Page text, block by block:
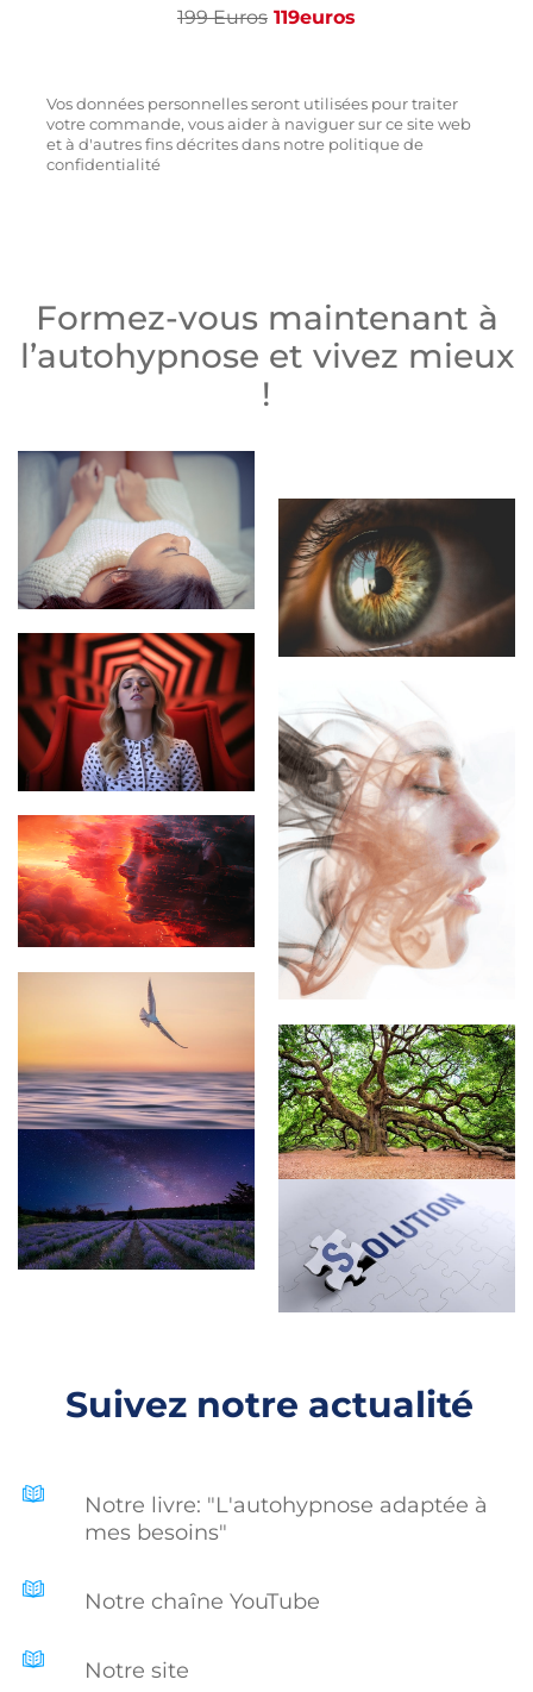
199 Euros 119euros
Vos données personnelles seront utilisées pour traiter
votre commande, vous aider à naviguer sur ce site web
et à d'autres fins décrites dans notre politique de
confidentialité
Formez-vous maintenant à
l’autohypnose et vivez mieux
!
Suivez notre actualité
Notre livre: "L'autohypnose adaptée à
mes besoins"
Notre chaîne YouTube
Notre site